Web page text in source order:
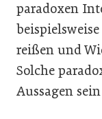
paradoxen
reißen und
Solche
Aussagen